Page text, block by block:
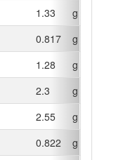
1.33
g
0.817
g
1.28
g
2.3
g
2.55
g
0.822
g